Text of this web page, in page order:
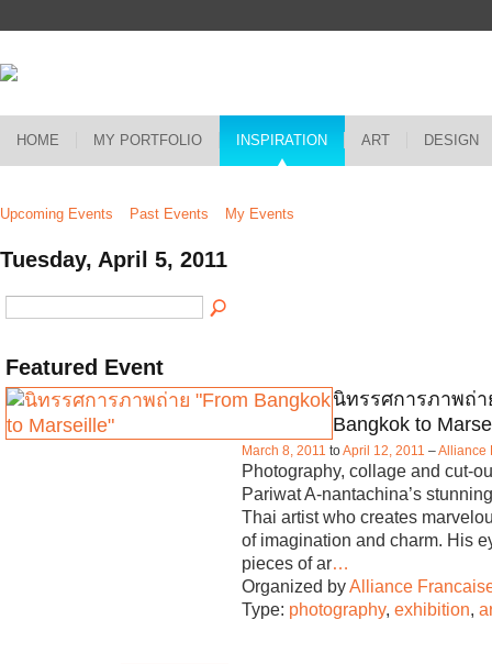
HOME MY PORTFOLIO INSPIRATION ART DESIGN
Upcoming Events Past Events My Events
Tuesday, April 5, 2011
Featured Event
นิทรรศการภาพถ่า
Bangkok to
March 8, 2011 toApril 12, 2011 –Alliance
Photography, collage and cut-
Pariwat A-nantachina’s
Thai artist who creates
of imagination and charm. His
pieces of ar
Organized by Alliance
Type: photography, exhibition